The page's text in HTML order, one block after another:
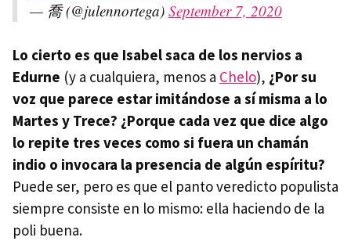
— 喬 (@julennortega) September 7, 2020
Lo cierto es que Isabel saca de los nervios a
Edurne (y a cualquiera, menos a Chelo), ¿Por su
voz que parece estar imitándose a sí misma a lo
Martes y Trece? ¿Porque cada vez que dice algo
lo repite tres veces como si fuera un chamán
indio o invocara la presencia de algún espíritu?
Puede ser, pero es que el panto veredicto populista
siempre consiste en lo mismo: ella haciendo de la
poli buena.